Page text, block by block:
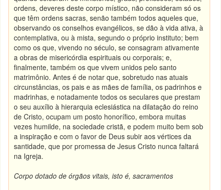
ordens, deveres deste corpo místico, não consideram só os
que têm ordens sacras, senão também todos aqueles que,
observando os conselhos evangélicos, se dão à vida ativa, à
contemplativa, ou à mista, segundo o próprio instituto; bem
como os que, vivendo no século, se consagram ativamente
a obras de misericórdia espirituais ou corporais; e,
finalmente, também os que vivem unidos pelo santo
matrimônio. Antes é de notar que, sobretudo nas atuais
circunstâncias, os pais e as mães de família, os padrinhos e
madrinhas, e notadamente todos os seculares que prestam
o seu auxílio à hierarquia eclesiástica na dilatação do reino
de Cristo, ocupam um posto honorífico, embora muitas
vezes humilde, na sociedade cristã, e podem muito bem sob
a inspiração e com o favor de Deus subir aos vértices da
santidade, que por promessa de Jesus Cristo nunca faltará
na Igreja.
Corpo dotado de órgãos vitais, isto é, sacramentos